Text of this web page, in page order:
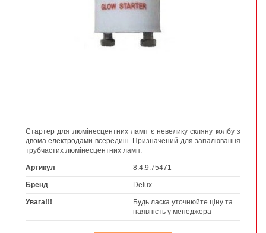
Стартер для люмінесцентних ламп є невелику скляну колбу з
двома електродами всередині. Призначений для запалювання
трубчастих люмінесцентних ламп.
Артикул 8.4.9.75471
Бренд Delux
Увага!!!
Будь ласка уточнюйте ціну та
наявність у менеджера